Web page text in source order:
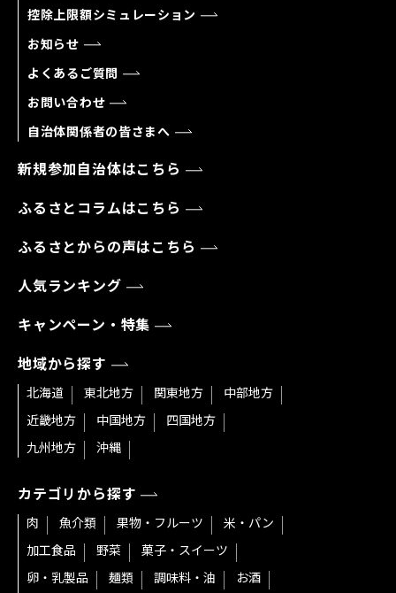
控除上限額シミュレーション
お知らせ
よくあるご質問
お問い合わせ
自治体関係者の皆さまへ
新規参加自治体はこちら
ふるさとコラムはこちら
ふるさとからの声はこちら
人気ランキング
キャンペーン・特集
地域から探す
北海道 東北地方 関東地方
中部地方
近畿地方
中国地方
四国地方
九州地方
沖縄
カテゴリから探す
肉 魚介類 果物・フルーツ
米・パン
加工食品
野菜
菓子・スイーツ
卵・乳製品
麺類 調味料・油
お酒